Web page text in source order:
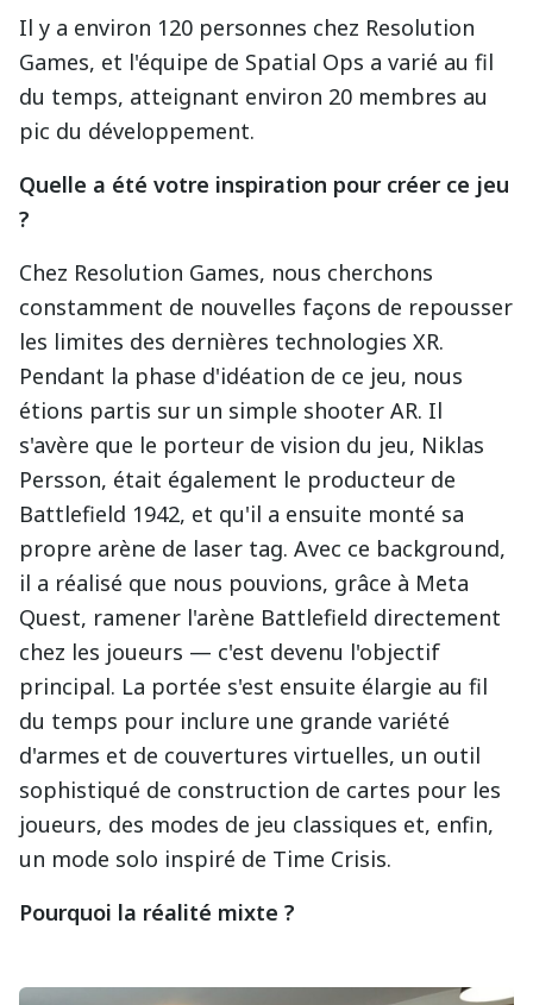
Il y a environ 120 personnes chez Resolution
Games, et l'équipe de Spatial Ops a varié au fil
du temps, atteignant environ 20 membres au
pic du développement.
Quelle a été votre inspiration pour créer ce jeu
?
Chez Resolution Games, nous cherchons
constamment de nouvelles façons de repousser
les limites des dernières technologies XR.
Pendant la phase d'idéation de ce jeu, nous
étions partis sur un simple shooter AR. Il
s'avère que le porteur de vision du jeu, Niklas
Persson, était également le producteur de
Battlefield 1942, et qu'il a ensuite monté sa
propre arène de laser tag. Avec ce background,
il a réalisé que nous pouvions, grâce à Meta
Quest, ramener l'arène Battlefield directement
chez les joueurs — c'est devenu l'objectif
principal. La portée s'est ensuite élargie au fil
du temps pour inclure une grande variété
d'armes et de couvertures virtuelles, un outil
sophistiqué de construction de cartes pour les
joueurs, des modes de jeu classiques et, enfin,
un mode solo inspiré de Time Crisis.
Pourquoi la réalité mixte ?